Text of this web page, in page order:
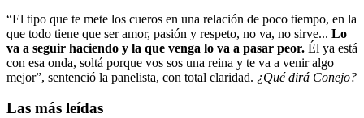
“El tipo que te mete los cueros en una relación de poco tiempo, en la
que todo tiene que ser amor, pasión y respeto, no va, no sirve... Lo
va a seguir haciendo y la que venga lo va a pasar peor. Él ya está
con esa onda, soltá porque vos sos una reina y te va a venir algo
mejor”, sentenció la panelista, con total claridad. ¿Qué dirá Conejo?
Las más leídas